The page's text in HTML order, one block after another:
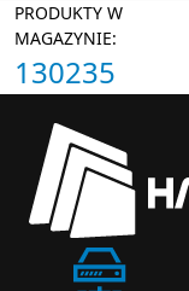
PRODUKTY W
MAGAZYNIE:
130235